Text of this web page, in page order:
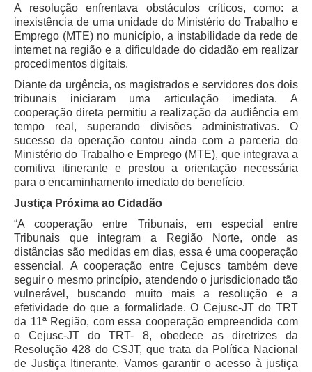
Comitê PopRuaJud
Comissão de Justiça Itinerante
Comissão Permanente de Avaliação Documental
Automação e IA
Governança
Governança de TI
Gestão Estratégica
Governança das Contratações Obras
Laboratório de Inovação
Assessoria de Governança de Gestão de Pessoas
Sites Institucionais
Biblioteca
Centro de Memória
Educação a distância
A resolução enfrentava obstáculos críticos, como: a
inexistência de uma unidade do Ministério do Trabalho e
Emprego (MTE) no município, a instabilidade da rede de
internet na região e a dificuldade do cidadão em realizar
procedimentos digitais.
Diante da urgência, os magistrados e servidores dos dois
tribunais iniciaram uma articulação imediata. A
cooperação direta permitiu a realização da audiência em
tempo real, superando divisões administrativas. O
sucesso da operação contou ainda com a parceria do
Ministério do Trabalho e Emprego (MTE), que integrava a
comitiva itinerante e prestou a orientação necessária
para o encaminhamento imediato do benefício.
Justiça Próxima ao Cidadão
“A cooperação entre Tribunais, em especial entre
Tribunais que integram a Região Norte, onde as
distâncias são medidas em dias, essa é uma cooperação
essencial. A cooperação entre Cejuscs também deve
seguir o mesmo princípio, atendendo o jurisdicionado tão
vulnerável, buscando muito mais a resolução e a
efetividade do que a formalidade. O Cejusc-JT do TRT
da 11ª Região, com essa cooperação empreendida com
o Cejusc-JT do TRT- 8, obedece as diretrizes da
Resolução 428 do CSJT, que trata da Política Nacional
de Justiça Itinerante. Vamos garantir o acesso à justiça